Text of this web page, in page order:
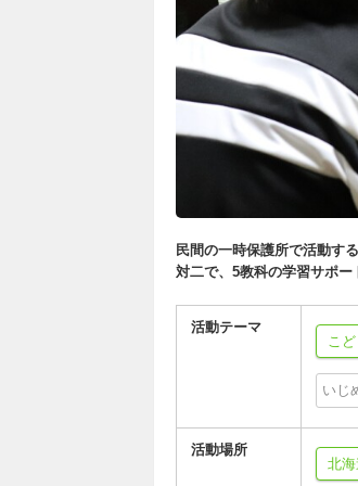
民間の一時保護所で活動す
対二で、5教科の学習サポー
活動テーマ
こ
いじ
活動場所
北海